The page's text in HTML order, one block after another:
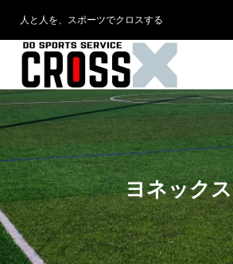
人と人を、スポーツでクロスする
ヨネックス